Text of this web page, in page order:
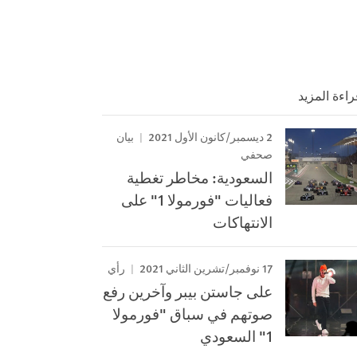
المزيد
2 ديسمبر/كانون الأول 2021
بيان
صحفي
السعودية: مخاطر تغطية
فعاليات "فورمولا 1" على
الانتهاكات
17 نوفمبر/تشرين الثاني 2021 رأي
على جاستن بيبر وآخرين رفع
صوتهم في سباق "فورمولا
1" السعودي